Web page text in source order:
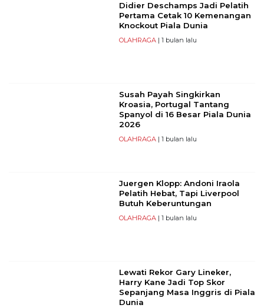
Didier Deschamps Jadi Pelatih
Pertama Cetak 10 Kemenangan
Knockout Piala Dunia
OLAHRAGA| 1 bulan lalu
Susah Payah Singkirkan
Kroasia, Portugal Tantang
Spanyol di 16 Besar Piala Dunia
2026
OLAHRAGA| 1 bulan lalu
Juergen Klopp: Andoni Iraola
Pelatih Hebat, Tapi Liverpool
Butuh Keberuntungan
OLAHRAGA| 1 bulan lalu
Lewati Rekor Gary Lineker,
Harry Kane Jadi Top Skor
Sepanjang Masa Inggris di Piala
Dunia